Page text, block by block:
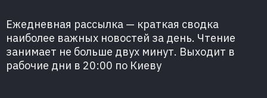
Ежедневная рассылка — краткая сводка
наиболее важных новостей за день. Чтение
занимает не больше двух минут. Выходит в
рабочие дни в 20:00 по Киеву